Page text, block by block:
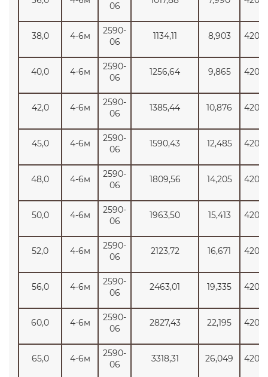
06
38,0 4-6м
2590-
06
1134,11 8,903
40,0 4-6м
2590-
06
1256,64 9,865
42,0 4-6м
2590-
06
1385,44 10,876
45,0 4-6м
2590-
06
1590,43 12,485
48,0 4-6м
2590-
06
1809,56 14,205
50,0 4-6м
2590-
06
1963,50 15,413
52,0 4-6м
2590-
06
2123,72 16,671
56,0 4-6м
2590-
06
2463,01 19,335
60,0 4-6м
2590-
06
2827,43 22,195
65,0 4-6м
2590-
06
3318,31 26,049